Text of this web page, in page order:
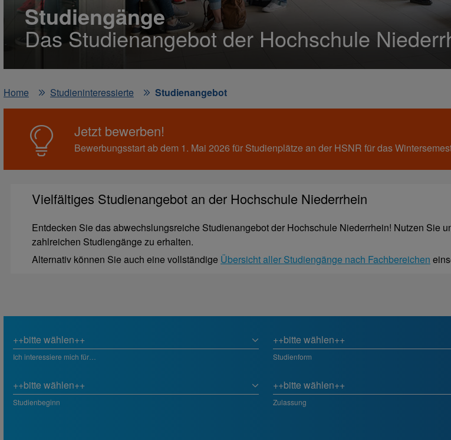
Studiengänge
Das Studienangebot der Hochschule
Home
Studieninteressierte Studienangebot
Jetzt bewerben!
Bewerbungsstart ab dem 1. Mai 2026 für Studienplätze an der HSNR für das
Vielfältiges Studienangebot an der Hochschule Niederrhein
Entdecken Sie das abwechslungsreiche Studienangebot der Hochschule Niederrhein! Nutzen Sie
zahlreichen Studiengänge zu erhalten.
Alternativ können Sie auch eine vollständige Übersicht aller Studiengänge nach Fachbereichen
Ich interessiere mich für… Studienform
Studienbeginn Zulassung